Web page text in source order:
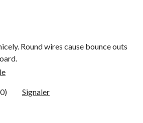
Round wires cause bounce outs
Signaler